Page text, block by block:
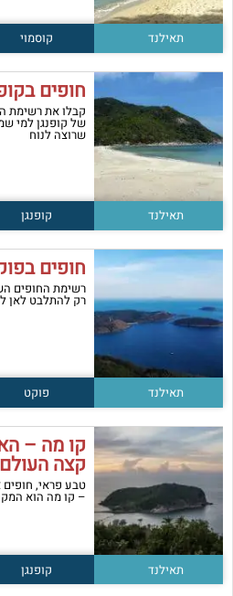
תאילנד קוסמוי
חופים
קבלו את רשימת
של קופנגן למי
שרוצה לנוח
תאילנד קופנגן
חופים
רשימת החופים
רק להתלבט לאן
תאילנד פוקט
קו מה –
קצה העולם
טבע פראי, חופים
– קו מה הוא
תאילנד קופנגן